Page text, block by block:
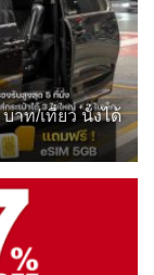
าท/เที่ยว นั่งได้